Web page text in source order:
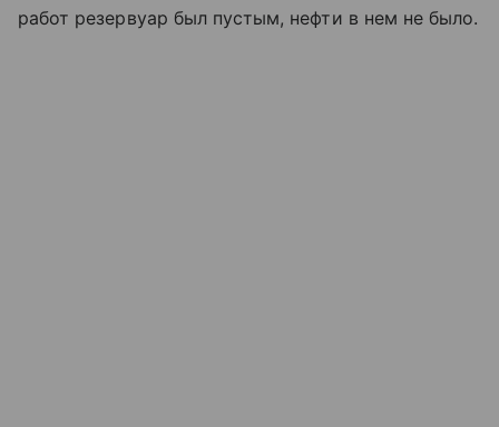
работ резервуар был пустым, нефти в нем не было.